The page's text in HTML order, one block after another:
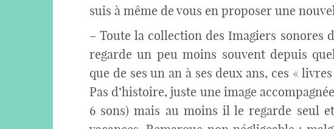
suis à même de vous en proposer une
– Toute la collection des Imagiers sonores
regarde un peu moins souvent depuis
que de ses un an à ses deux ans, ces «
Pas d’histoire, juste une image
6 sons) mais au moins il le regarde seul